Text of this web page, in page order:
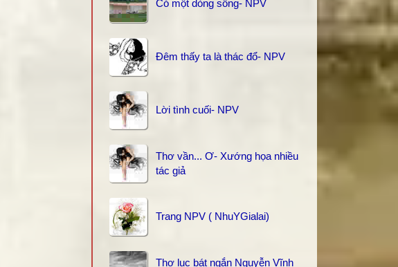
Có một dòng sông- NPV
Đêm thấy ta là thác đổ- NPV
Lời tình cuối- NPV
Thơ vần... Ơ- Xướng họa nhiều
tác giả
Trang NPV ( NhuYGialai)
Thơ lục bát ngắn Nguyễn Vĩnh